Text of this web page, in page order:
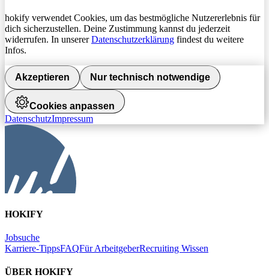
hokify verwendet Cookies, um das bestmögliche Nutzererlebnis für
dich sicherzustellen. Deine Zustimmung kannst du jederzeit
widerrufen. In unsererDatenschutzerklärung findest du weitere
Infos.
Akzeptieren Nur technisch notwendige
Cookies anpassen
DatenschutzImpressum
HOKIFY
Jobsuche
Karriere-TippsFAQFür ArbeitgeberRecruiting Wissen
ÜBER HOKIFY